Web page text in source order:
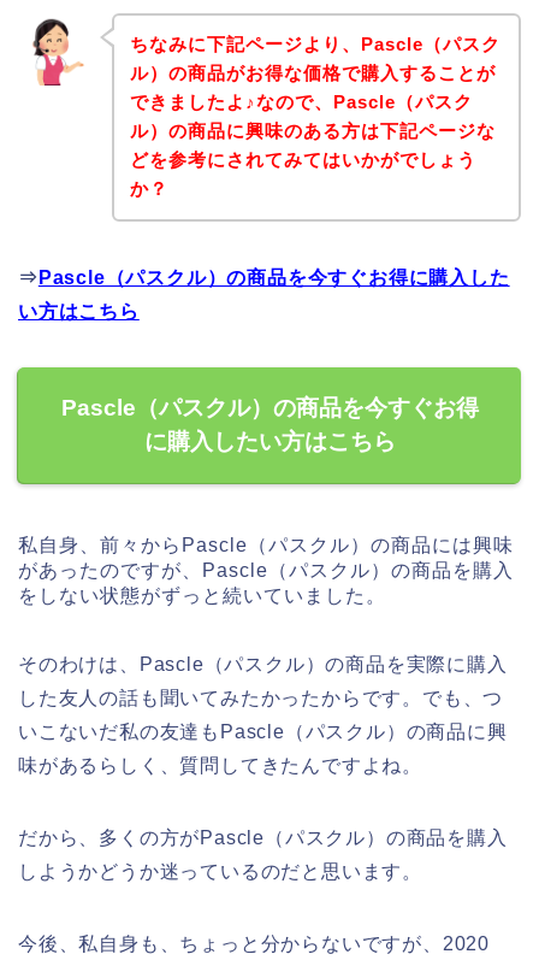
ちなみに下記ページより、Pascle（パスク
ル）の商品がお得な価格で購入することが
できましたよ♪なので、Pascle（パスク
ル）の商品に興味のある方は下記ページな
どを参考にされてみてはいかがでしょう
か？
⇒ Pascle（パスクル）の商品を今すぐお得に購入した
い方はこちら
Pascle（パスクル）の商品を今すぐお得
に購入したい方はこちら
私自身、前々からPascle（パスクル）の商品には興味
があったのですが、Pascle（パスクル）の商品を購入
をしない状態がずっと続いていました。
そのわけは、Pascle（パスクル）の商品を実際に購入
した友人の話も聞いてみたかったからです。でも、つ
いこないだ私の友達もPascle（パスクル）の商品に興
味があるらしく、質問してきたんですよね。
だから、多くの方がPascle（パスクル）の商品を購入
しようかどうか迷っているのだと思います。
今後、私自身も、ちょっと分からないですが、2020